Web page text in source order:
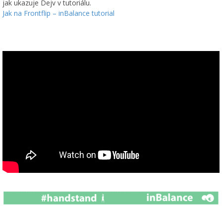
jak ukazuje Dejv v tutoriálu.
Jak na Frontflip – inBalance tutorial